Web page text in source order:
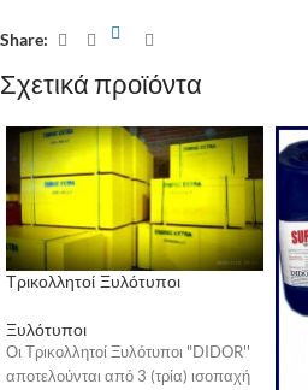
Share:
Σχετικά προϊόντα
Τρικολλητοί Ξυλότυποι
Ξυλότυποι
Οι Τρικολλητοί Ξυλότυποι "DIDOR''
αποτελούνται από 3 (τρία) ισοπαχή